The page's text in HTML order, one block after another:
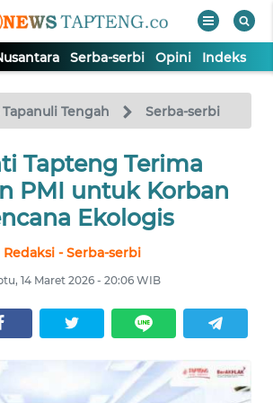
Serba-serbi Opini Indeks
Tengah Serba-serbi
Tapteng Terima
PMI untuk Korban
Ekologis
Redaksi - Serba-serbi
14 Maret 2026 - 20:06 WIB